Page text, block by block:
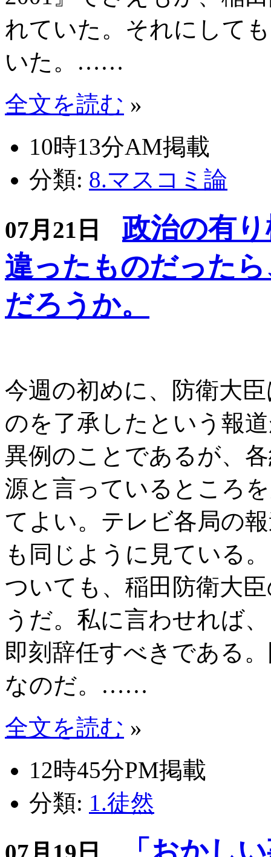
れていた。それにして
いた。……
全文を読む »
10時13分AM掲載
分類: 8.マスコミ論
07月21日
政治の有
違ったものだった
だろうか。
今週の初めに、防衛大
のを了承したという報
異例のことであるが、
源と言っているところ
てよい。テレビ各局の
も同じように見ている
ついても、稲田防衛大
うだ。私に言わせれば
即刻辞任すべきである
なのだ。……
全文を読む »
12時45分PM掲載
分類: 1.徒然